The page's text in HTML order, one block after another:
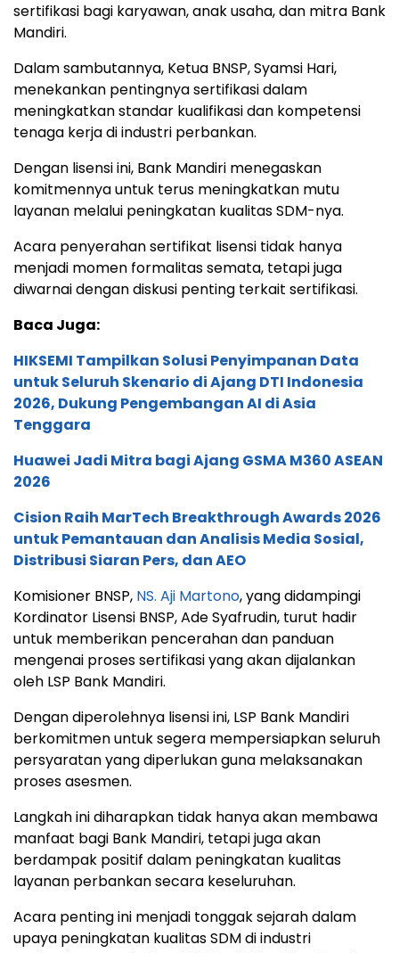
sertifikasi bagi karyawan, anak usaha, dan mitra Bank
Mandiri.
Dalam sambutannya, Ketua BNSP, Syamsi Hari,
menekankan pentingnya sertifikasi dalam
meningkatkan standar kualifikasi dan kompetensi
tenaga kerja di industri perbankan.
Dengan lisensi ini, Bank Mandiri menegaskan
komitmennya untuk terus meningkatkan mutu
layanan melalui peningkatan kualitas SDM-nya.
Acara penyerahan sertifikat lisensi tidak hanya
menjadi momen formalitas semata, tetapi juga
diwarnai dengan diskusi penting terkait sertifikasi.
Baca Juga:
HIKSEMI Tampilkan Solusi Penyimpanan Data
untuk Seluruh Skenario di Ajang DTI Indonesia
2026, Dukung Pengembangan AI di Asia
Tenggara
Huawei Jadi Mitra bagi Ajang GSMA M360 ASEAN
2026
Cision Raih MarTech Breakthrough Awards 2026
untuk Pemantauan dan Analisis Media Sosial,
Distribusi Siaran Pers, dan AEO
Komisioner BNSP, NS. Aji Martono, yang didampingi
Kordinator Lisensi BNSP, Ade Syafrudin, turut hadir
untuk memberikan pencerahan dan panduan
mengenai proses sertifikasi yang akan dijalankan
oleh LSP Bank Mandiri.
Dengan diperolehnya lisensi ini, LSP Bank Mandiri
berkomitmen untuk segera mempersiapkan seluruh
persyaratan yang diperlukan guna melaksanakan
proses asesmen.
Langkah ini diharapkan tidak hanya akan membawa
manfaat bagi Bank Mandiri, tetapi juga akan
berdampak positif dalam peningkatan kualitas
layanan perbankan secara keseluruhan.
Acara penting ini menjadi tonggak sejarah dalam
upaya peningkatan kualitas SDM di industri